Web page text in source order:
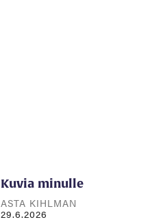
Kuvia minulle
ASTA KIHLMAN
29.6.2026